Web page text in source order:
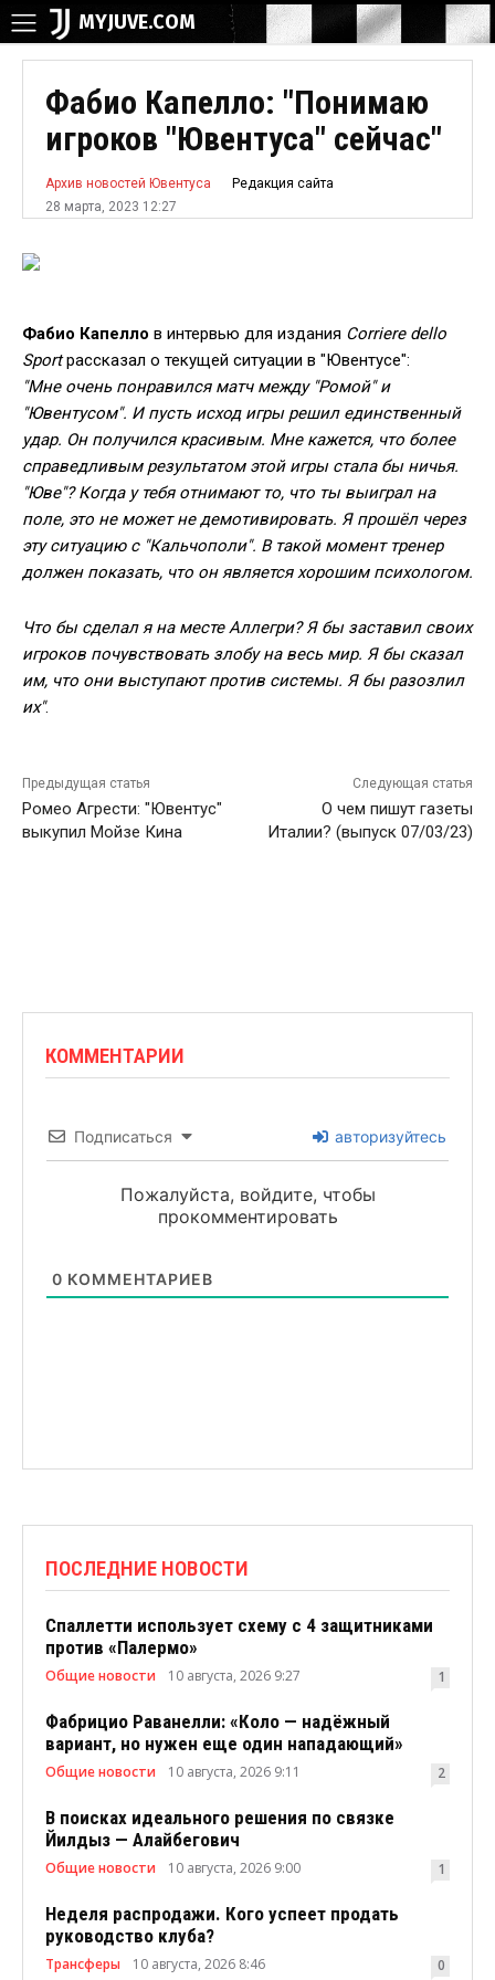
MYJUVE.COM
Фабио Капелло: "Понимаю
игроков "Ювентуса" сейчас"
Архив новостей Ювентуса
Редакция сайта
28 марта, 2023 12:27
Фабио Капелло в интервью для издания Corriere dello
Sportрассказал о текущей ситуации в "Ювентусе":
"Мне очень понравился матч между "Ромой" и
"Ювентусом". И пусть исход игры решил единственный
удар. Он получился красивым. Мне кажется, что более
справедливым результатом этой игры стала бы ничья.
"Юве"? Когда у тебя отнимают то, что ты выиграл на
поле, это не может не демотивировать. Я прошёл через
эту ситуацию с "Кальчополи". В такой момент тренер
должен показать, что он является хорошим психологом.
Что бы сделал я на месте Аллегри? Я бы заставил своих
игроков почувствовать злобу на весь мир. Я бы сказал
им, что они выступают против системы. Я бы разозлил
их".
Предыдущая статья
Ромео Агрести: "Ювентус"
выкупил Мойзе Кина
Следующая статья
О чем пишут газеты
Италии? (выпуск 07/03/23)
КОММЕНТАРИИ
Подписаться авторизуйтесь
Пожалуйста, войдите, чтобы
прокомментировать
0 КОММЕНТАРИЕВ
ПОСЛЕДНИЕ НОВОСТИ
Спаллетти использует схему с 4 защитниками
против «Палермо»
Общие новости 10 августа, 2026 9:27 1
Фабрицио Раванелли: «Коло — надёжный
вариант, но нужен еще один нападающий»
Общие новости 10 августа, 2026 9:11 2
В поисках идеального решения по связке
Йилдыз — Алайбегович
Общие новости 10 августа, 2026 9:00 1
Неделя распродажи. Кого успеет продать
руководство клуба?
Трансферы 10 августа, 2026 8:46 0